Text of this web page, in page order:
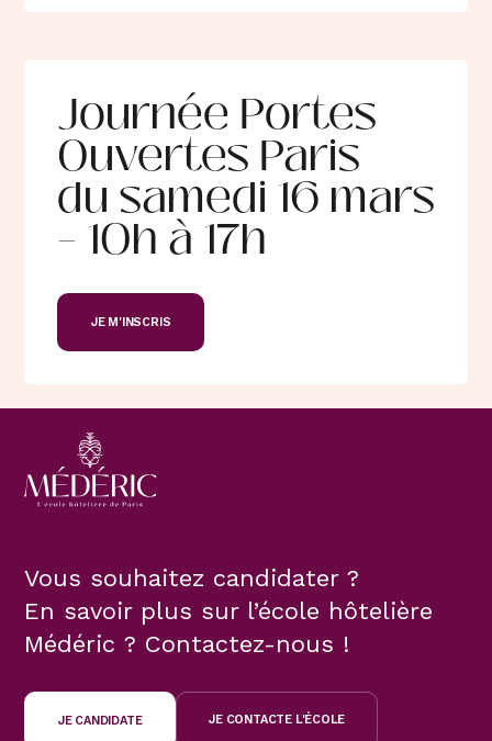
Journée Portes
Ouvertes Paris
du samedi 16 mars
– 10h à 17h
JE M'INSCRIS
Vous souhaitez candidater ?
En savoir plus sur l’école hôtelière
Médéric ? Contactez-nous !
JE CANDIDATE JE CONTACTE L'ÉCOLE